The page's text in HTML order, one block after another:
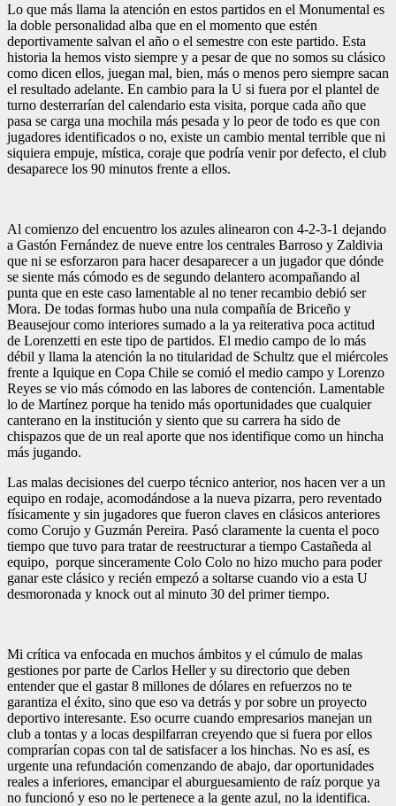
Lo que más llama la atención en estos partidos en el Monumental es
la doble personalidad alba que en el momento que estén
deportivamente salvan el año o el semestre con este partido. Esta
historia la hemos visto siempre y a pesar de que no somos su clásico
como dicen ellos, juegan mal, bien, más o menos pero siempre sacan
el resultado adelante. En cambio para la U si fuera por el plantel de
turno desterrarían del calendario esta visita, porque cada año que
pasa se carga una mochila más pesada y lo peor de todo es que con
jugadores identificados o no, existe un cambio mental terrible que ni
siquiera empuje, mística, coraje que podría venir por defecto, el club
desaparece los 90 minutos frente a ellos.
Al comienzo del encuentro los azules alinearon con 4-2-3-1 dejando
a Gastón Fernández de nueve entre los centrales Barroso y Zaldivia
que ni se esforzaron para hacer desaparecer a un jugador que dónde
se siente más cómodo es de segundo delantero acompañando al
punta que en este caso lamentable al no tener recambio debió ser
Mora. De todas formas hubo una nula compañía de Briceño y
Beausejour como interiores sumado a la ya reiterativa poca actitud
de Lorenzetti en este tipo de partidos. El medio campo de lo más
débil y llama la atención la no titularidad de Schultz que el miércoles
frente a Iquique en Copa Chile se comió el medio campo y Lorenzo
Reyes se vio más cómodo en las labores de contención. Lamentable
lo de Martínez porque ha tenido más oportunidades que cualquier
canterano en la institución y siento que su carrera ha sido de
chispazos que de un real aporte que nos identifique como un hincha
más jugando.
Las malas decisiones del cuerpo técnico anterior, nos hacen ver a un
equipo en rodaje, acomodándose a la nueva pizarra, pero reventado
físicamente y sin jugadores que fueron claves en clásicos anteriores
como Corujo y Guzmán Pereira. Pasó claramente la cuenta el poco
tiempo que tuvo para tratar de reestructurar a tiempo Castañeda al
equipo, porque sinceramente Colo Colo no hizo mucho para poder
ganar este clásico y recién empezó a soltarse cuando vio a esta U
desmoronada y knock out al minuto 30 del primer tiempo.
Mi crítica va enfocada en muchos ámbitos y el cúmulo de malas
gestiones por parte de Carlos Heller y su directorio que deben
entender que el gastar 8 millones de dólares en refuerzos no te
garantiza el éxito, sino que eso va detrás y por sobre un proyecto
deportivo interesante. Eso ocurre cuando empresarios manejan un
club a tontas y a locas despilfarran creyendo que si fuera por ellos
comprarían copas con tal de satisfacer a los hinchas. No es así, es
urgente una refundación comenzando de abajo, dar oportunidades
reales a inferiores, emancipar el aburguesamiento de raíz porque ya
no funcionó y eso no le pertenece a la gente azul, no la identifica.